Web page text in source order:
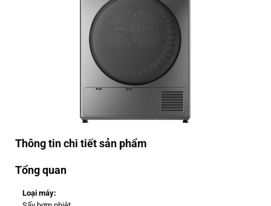
Thông tin chi tiết sản phẩm
Tổng quan
Loại máy: